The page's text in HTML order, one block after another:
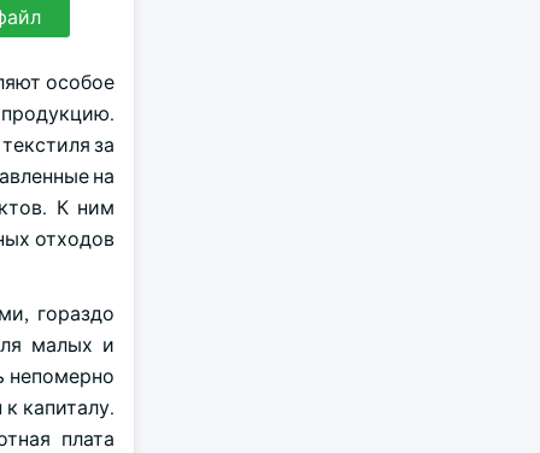
особое
за
на
К ним
отходов
гораздо
малых и
непомерно
капиталу.
плата